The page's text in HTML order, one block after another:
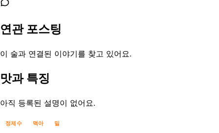
연관 포스팅
이 술과 연결된 이야기를 찾고 있어요.
맛과 특징
아직 등록된 설명이 없어요.
정제수 맥아 밀